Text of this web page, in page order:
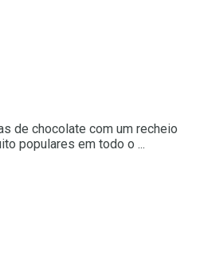
de chocolate com um recheio
populares em todo o ...